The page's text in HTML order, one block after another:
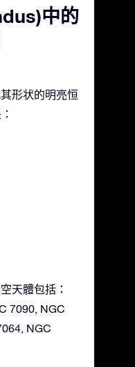
中的
形状的明亮恒
天體包括：
7090, NGC
NGC